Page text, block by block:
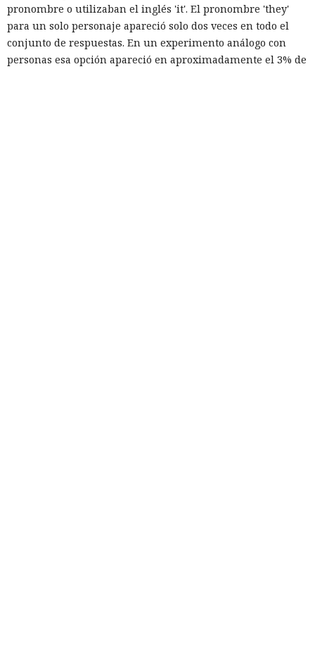
pronombre o utilizaban el inglés 'it'. El pronombre 'they'
para un solo personaje apareció solo dos veces en todo el
conjunto de respuestas. En un experimento análogo con
personas esa opción apareció en aproximadamente el 3% de